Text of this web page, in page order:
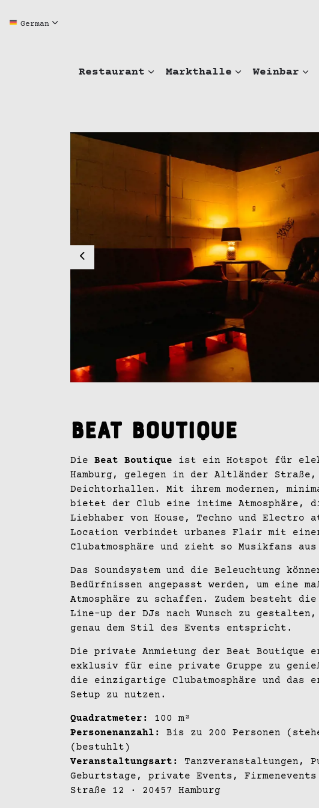
Restaurant Markthalle Weinbar
German
Beat Boutique
Die Beat Boutique ist ein Hotspot für
Hamburg, gelegen in der Altländer
Deichtorhallen. Mit ihrem modernen,
bietet der Club eine intime Atmosphäre,
Liebhaber von House, Techno und
Location verbindet urbanes Flair mit einer
Clubatmosphäre und zieht so Musikfans
Das Soundsystem und die Beleuchtung
Bedürfnissen angepasst werden, um eine
Atmosphäre zu schaffen. Zudem besteht
Line-up der DJs nach Wunsch zu
genau dem Stil des Events entspricht.
Die private Anmietung der Beat Boutique
exklusiv für eine private Gruppe zu
die einzigartige Clubatmosphäre und das
Setup zu nutzen.
Quadratmeter:
100 m²
Personenanzahl:
Bis zu 200 Personen
(bestuhlt)
Veranstaltungsart: Tanzveranstaltungen,
Geburtstage, private Events, Firmenevents
Straße 12
· 20457 Hamburg